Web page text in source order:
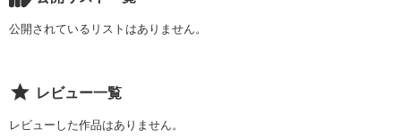
公開されているリストはありません。
レビュー一覧
レビューした作品はありません。